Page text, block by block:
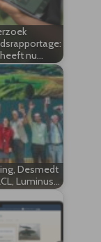
nu…
Desmedt
Luminus…